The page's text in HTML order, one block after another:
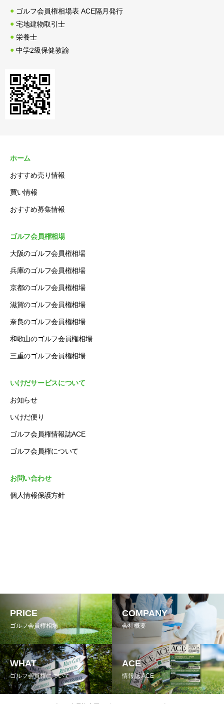
ゴルフ会員権相場表 ACE隔月発行
宅地建物取引士
栄養士
中学2級保健教諭
ホーム
おすすめ売り情報
買い情報
おすすめ募集情報
ゴルフ会員権相場
大阪のゴルフ会員権相場
兵庫のゴルフ会員権相場
京都のゴルフ会員権相場
滋賀のゴルフ会員権相場
奈良のゴルフ会員権相場
和歌山のゴルフ会員権相場
三重のゴルフ会員権相場
いけだサービスについて
お知らせ
いけだ便り
ゴルフ会員権情報誌ACE
ゴルフ会員権について
お問い合わせ
個人情報保護方針
PRICE
ゴルフ会員権相場
COMPANY
会社概要
WHAT
ゴルフ会員権について
ACE
情報誌 ACE